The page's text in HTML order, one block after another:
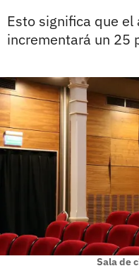
Esto significa que el
incrementará un 25
Sala de